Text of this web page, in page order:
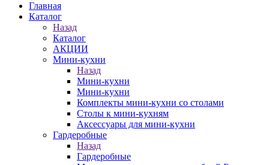
Главная
Каталог
Назад
Каталог
АКЦИИ
Мини-кухни
Назад
Мини-кухни
Мини-кухни
Комплекты мини-кухни со столами
Столы к мини-кухням
Аксессуары для мини-кухни
Гардеробные
Назад
Гардеробные